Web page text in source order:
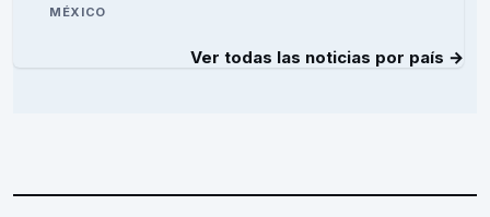
MÉXICO
Ver todas las noticias por país →